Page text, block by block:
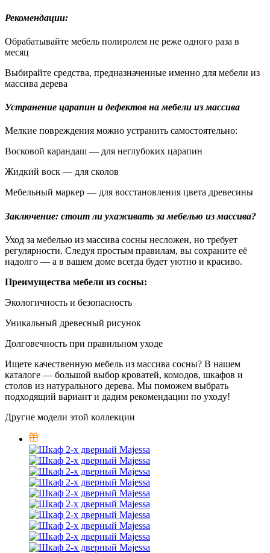
Рекомендации:
Обрабатывайте мебель полиролем не реже одного раза в
месяц
Выбирайте средства, предназначенные именно для мебели из
массива дерева
Устранение царапин и дефектов на мебели из массива
Мелкие повреждения можно устранить самостоятельно:
Восковой карандаш — для неглубоких царапин
Жидкий воск — для сколов
Мебельный маркер — для восстановления цвета древесины
Заключение: стоит ли ухаживать за мебелью из массива?
Уход за мебелью из массива сосны несложен, но требует
регулярности. Следуя простым правилам, вы сохраните её
надолго — а в вашем доме всегда будет уютно и красиво.
Преимущества мебели из сосны:
Экологичность и безопасность
Уникальный древесный рисунок
Долговечность при правильном уходе
Ищете качественную мебель из массива сосны? В нашем
каталоге — большой выбор кроватей, комодов, шкафов и
столов из натурального дерева. Мы поможем выбрать
подходящий вариант и дадим рекомендации по уходу!
Другие модели этой коллекции